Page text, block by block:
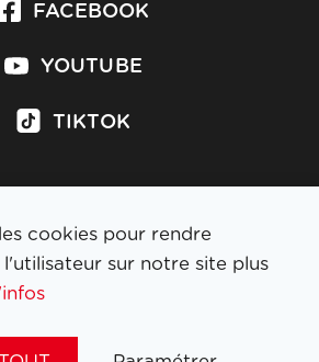
FACEBOOK
YOUTUBE
TIKTOK
à la newsletter
cookies pour rendre
l'utilisateur sur notre site plus